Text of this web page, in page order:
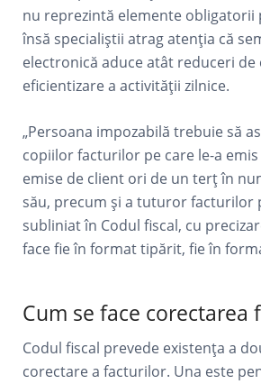
nu reprezintă elemente obligatorii
însă specialiștii atrag atenția că
electronică aduce atât reduceri de
eficientizare a activității zilnice.
„Persoana impozabilă trebuie să
copiilor facturilor pe care le-a
emise de client ori de un terț în
său, precum și a tuturor facturilor
subliniat în Codul fiscal, cu
face fie în format tipărit, fie în
Cum se face corectarea
Codul fiscal prevede existența a
corectare a facturilor. Una este